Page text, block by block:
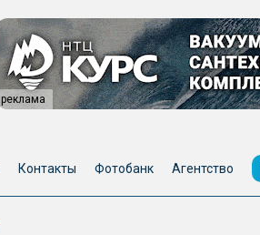
реклама
Контакты Фотобанк Агентство